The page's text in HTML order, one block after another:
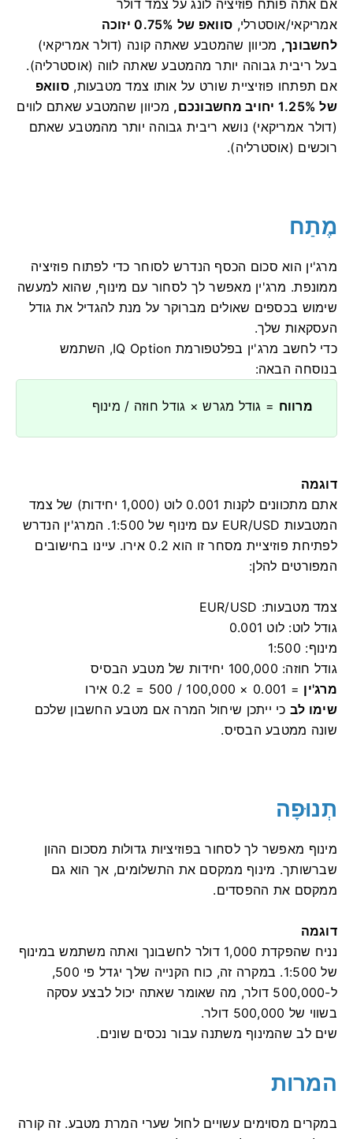
אם אתה פותח פוזיציה לונג על צמד דולר
אמריקאי/אוסטרלי,
סוואפ של 0.75% יזוכה
לחשבונך, מכיוון שהמטבע שאתה קונה (דולר אמריקאי)
בעל ריבית גבוהה יותר מהמטבע שאתה לווה (אוסטרליה).
אם תפתחו פוזיציית שורט על אותו צמד מטבעות,סוואפ
של 1.25% יחויב מחשבונכם,
מכיוון שהמטבע שאתם לווים
(דולר אמריקאי) נושא ריבית גבוהה יותר מהמטבע שאתם
רוכשים (אוסטרליה).
מֶתַח
מרג'ין הוא סכום הכסף הנדרש לסוחר כדי לפתוח פוזיציה
ממונפת. מרג'ין מאפשר לך לסחור עם מינוף, שהוא למעשה
שימוש בכספים שאולים מברוקר על מנת להגדיל את גודל
העסקאות שלך.
כדי לחשב מרג'ין בפלטפורמת IQ Option, השתמש
בנוסחה הבאה:
מרווח = גודל מגרש × גודל חוזה / מינוף
דוגמה
אתם מתכוונים לקנות 0.001 לוט (1,000 יחידות) של צמד
המטבעות EUR/USD עם מינוף של 1:500. המרג'ין הנדרש
לפתיחת פוזיציית מסחר זו הוא 0.2 אירו. עיינו בחישובים
המפורטים להלן:
צמד מטבעות: EUR/USD
גודל לוט: לוט 0.001
מינוף: 1:500
גודל חוזה: 100,000 יחידות של מטבע הבסיס
מרג'ין = 0.001 × 100,000 / 500 = 0.2 אירו
שימו לבכי ייתכן שיחול המרה אם מטבע החשבון שלכם
שונה ממטבע הבסיס.
תְנוּפָה
מינוף מאפשר לך לסחור בפוזיציות גדולות מסכום ההון
שברשותך. מינוף ממקסם את התשלומים, אך הוא גם
ממקסם את ההפסדים.
דוגמה
נניח שהפקדת 1,000 דולר לחשבונך ואתה משתמש במינוף
של 1:500. במקרה זה, כוח הקנייה שלך יגדל פי 500,
ל-500,000 דולר, מה שאומר שאתה יכול לבצע עסקה
בשווי של 500,000 דולר.
שים לב שהמינוף משתנה עבור נכסים שונים.
המרות
במקרים מסוימים עשויים לחול שערי המרת מטבע. זה קורה